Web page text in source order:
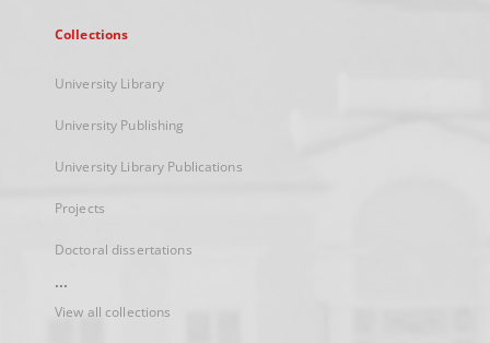
Collections
University Library
University Publishing
University Library Publications
Projects
Doctoral dissertations
...
View all collections